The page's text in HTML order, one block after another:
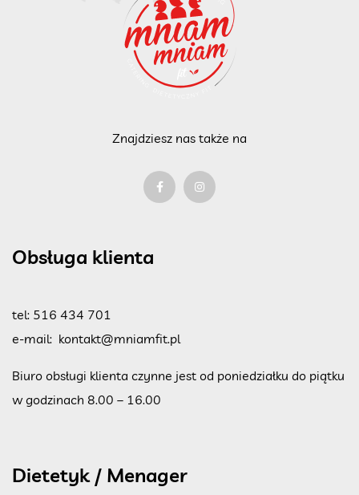
Znajdziesz nas także na
Obsługa klienta
tel: 516 434 701
e-mail: kontakt@mniamfit.pl
Biuro obsługi klienta czynne jest od poniedziałku do piątku
w godzinach 8.00 – 16.00
Dietetyk / Menager